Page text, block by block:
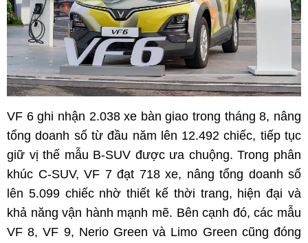
VF 6 ghi nhận 2.038 xe bàn giao trong tháng 8, nâng
tổng doanh số từ đầu năm lên 12.492 chiếc, tiếp tục
giữ vị thế mẫu B-SUV được ưa chuộng. Trong phân
khúc C-SUV, VF 7 đạt 718 xe, nâng tổng doanh số
lên 5.099 chiếc nhờ thiết kế thời trang, hiện đại và
khả năng vận hành mạnh mẽ. Bên cạnh đó, các mẫu
VF 8, VF 9, Nerio Green và Limo Green cũng đóng